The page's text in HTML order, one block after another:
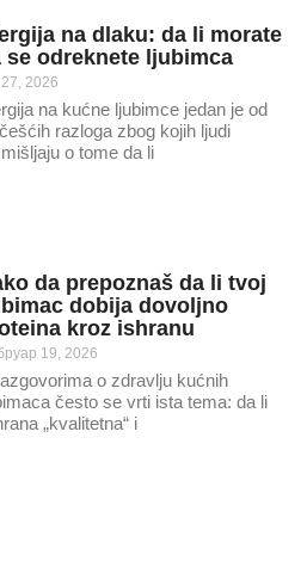
na dlaku: da li morate
se odreknete ljubimca
27, 2026
na kućne ljubimce jedan je od
razloga zbog kojih ljudi
o tome da li
da prepoznaš da li tvoj
dobija dovoljno
kroz ishranu
19, 2026
o zdravlju kućnih
često se vrti ista tema: da li
„kvalitetna“ i